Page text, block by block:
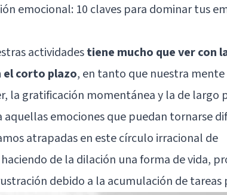
emocional: 10 claves para dominar tus
actividadestiene mucho que ver con
el corto plazo, en tanto que nuestra
la gratificación momentánea y la de largo
emociones que puedan tornarse
atrapadas en este círculo irracional de
de la dilación una forma de vida,
debido a la acumulación de tareas